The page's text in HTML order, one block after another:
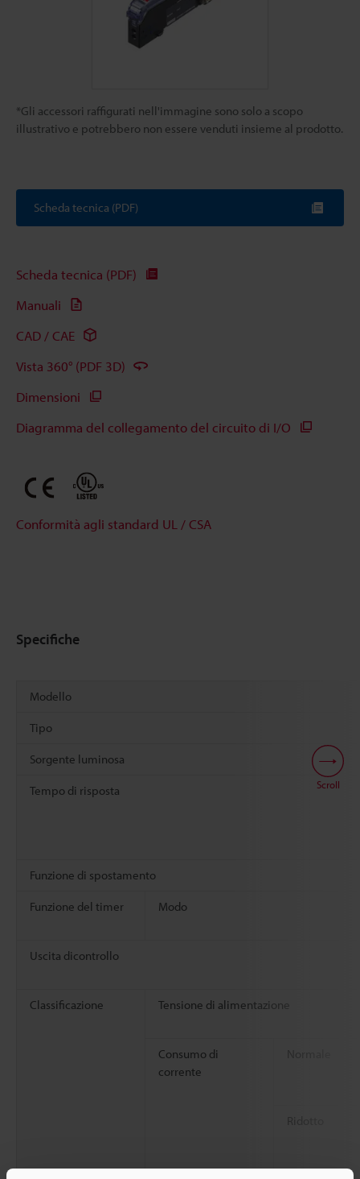
*Gli accessori raffigurati nell'immagine sono solo a scopo
illustrativo e potrebbero non essere venduti insieme al prodotto.
Scheda tecnica (PDF)
Scheda tecnica (PDF)
Manuali
CAD / CAE
Vista 360° (PDF 3D)
Dimensioni
Diagramma del collegamento del circuito di I/O
Conformità agli standard UL / CSA
Specifiche
Modello
Tipo
Sorgente luminosa
Tempo di risposta
Funzione di spostamento
Funzione del timer Modo
Uscita dicontrollo
Classificazione Tensione di alimentazione
Consumo di
corrente
Scroll